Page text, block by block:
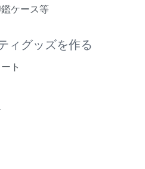
ケース等
ィグッズを作る
ト